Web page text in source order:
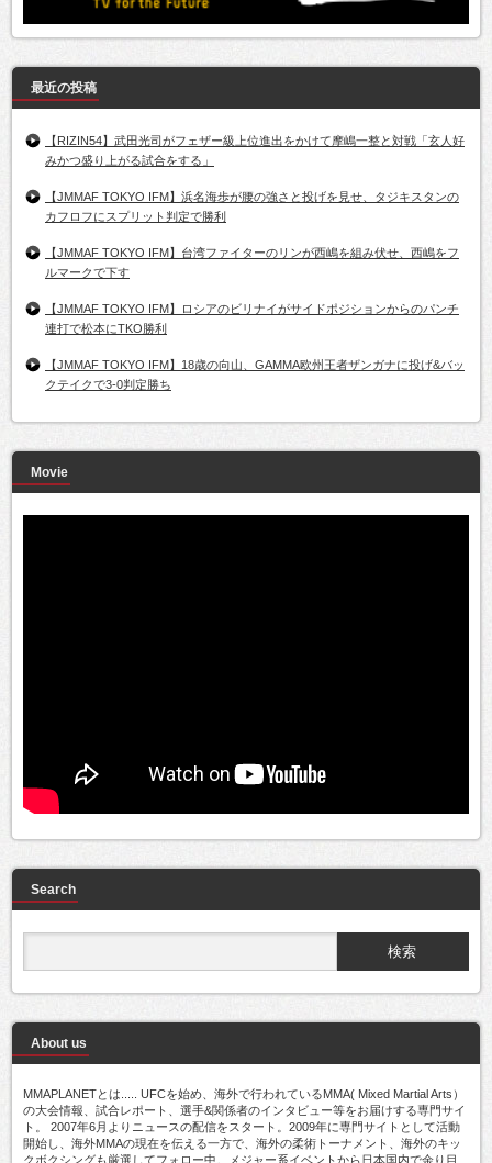
最近の投稿
【RIZIN54】武田光司がフェザー級上位進出をかけて摩嶋一整と対戦「玄人好
みかつ盛り上がる試合をする」
【JMMAF TOKYO IFM】浜名海歩が腰の強さと投げを見せ、タジキスタンの
カフロフにスプリット判定で勝利
【JMMAF TOKYO IFM】台湾ファイターのリンが西嶋を組み伏せ、西嶋をフ
ルマークで下す
【JMMAF TOKYO IFM】ロシアのビリナイがサイドポジションからのパンチ
連打で松本にTKO勝利
【JMMAF TOKYO IFM】18歳の向山、GAMMA欧州王者ザンガナに投げ&バッ
クテイクで3-0判定勝ち
Movie
Search
About us
MMAPLANETとは..... UFCを始め、海外で行われているMMA( Mixed Martial Arts）
の大会情報、試合レポート、選手&関係者のインタビュー等をお届けする専門サイ
ト。 2007年6月よりニュースの配信をスタート。2009年に専門サイトとして活動
開始し、海外MMAの現在を伝える一方で、海外の柔術トーナメント、海外のキッ
クボクシングも厳選してフォロー中。メジャー系イベントから日本国内で余り目